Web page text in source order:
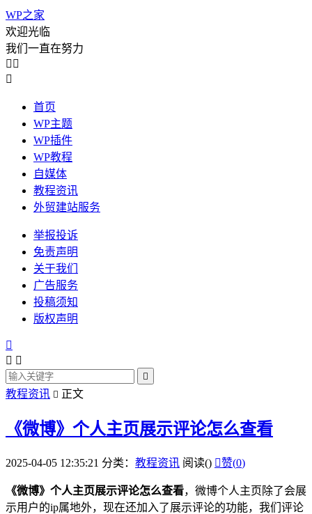
WP之家
欢迎光临
我们一直在努力
 

首页
WP主题
WP插件
WP教程
自媒体
教程资讯
外贸建站服务
举报投诉
免责声明
关于我们
广告服务
投稿须知
版权声明

 

教程资讯  正文
《微博》个人主页展示评论怎么查看
2025-04-05 12:35:21 分类： 教程资讯 阅读() 赞(0)
《微博》个人主页展示评论怎么查看， 微博个人主页除了会展
示用户的ip属地外，现在还加入了展示评论的功能，我们评论